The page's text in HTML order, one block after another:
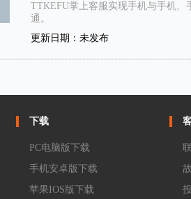
TTKEFU掌上客服实现手机与手机、
通。
更新日期：未发布
下载
PC电脑版下载
手机安卓版下载
苹果IOS版下载